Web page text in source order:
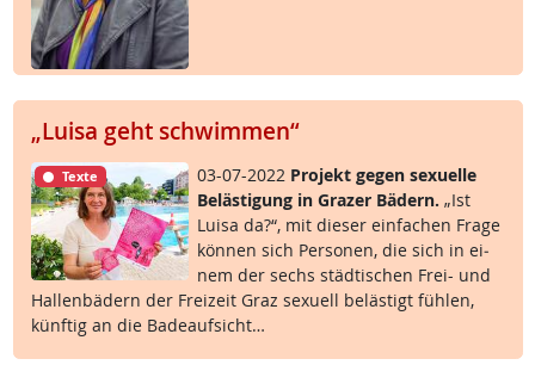
„Luisa geht schwimmen“
Texte 03-07-2022 Pro­jekt ge­gen se­xu­el­le
Be­läs­t­i­gung in Gra­zer Bä­d­ern. „Ist
Lui­sa da?“, mit die­ser ein­fa­chen Fra­ge
kön­nen sich Per­so­nen, die sich in ei­
nem der sechs städ­ti­schen Frei- und
Hal­len­bä­d­ern der Frei­zeit Graz se­xu­ell be­läs­t­igt füh­len,
künf­tig an die Ba­de­auf­sicht…